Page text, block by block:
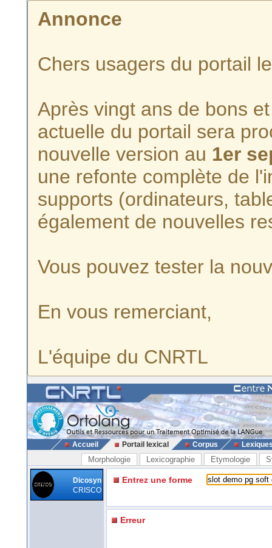
Annonce
Chers usagers du portail
Après vingt ans de bons
actuelle du portail sera
nouvelle version au 1er
une refonte complète de
supports (ordinateurs,
également de nouvelles
Vous pouvez tester la
En vous remerciant,
L'équipe du CNRTL
Accueil Portail lexical Corpus
Morphologie Lexicographie Etymologie
Dicosyn
CRISCO
Entrez une forme
Erreur